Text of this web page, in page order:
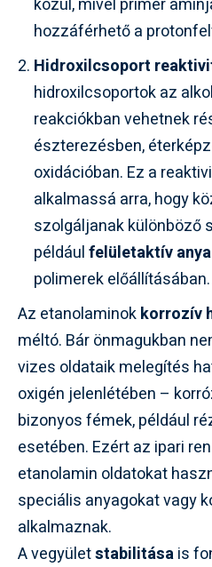
közül, mivel primer
hozzáférhető a
Hidroxilcsoport
hidroxilcsoportok az
reakciókban vehetnek
észterezésben,
oxidációban. Ez a
alkalmassá arra, hogy
szolgáljanak különböző
példáulfelületaktív
polimerek előállításában.
Az etanolaminokkorrozív
méltó. Bár önmagukban
vizes oldataik melegítés
oxigén jelenlétében –
bizonyos fémek, például
esetében. Ezért az ipari
etanolamin oldatokat
speciális anyagokat vagy
alkalmaznak.
A vegyületstabilitásais